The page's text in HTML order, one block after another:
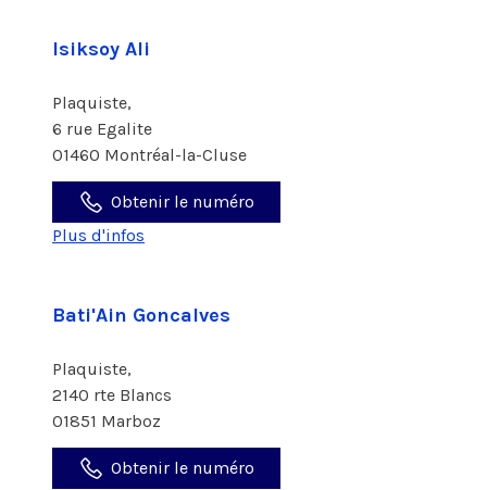
Isiksoy Ali
Plaquiste,
6 rue Egalite
01460 Montréal-la-Cluse
Obtenir le numéro
Plus d'infos
Bati'Ain Goncalves
Plaquiste,
2140 rte Blancs
01851 Marboz
Obtenir le numéro